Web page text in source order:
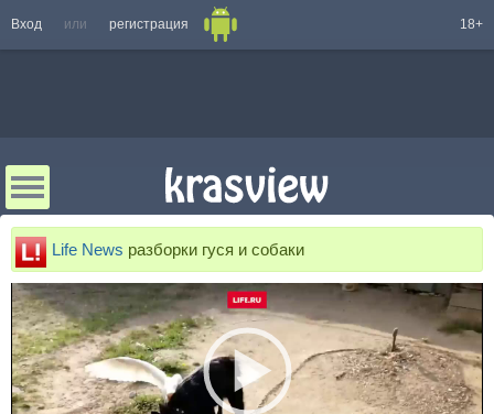
Вход или регистрация 18+
Life News разборки гуся и собаки